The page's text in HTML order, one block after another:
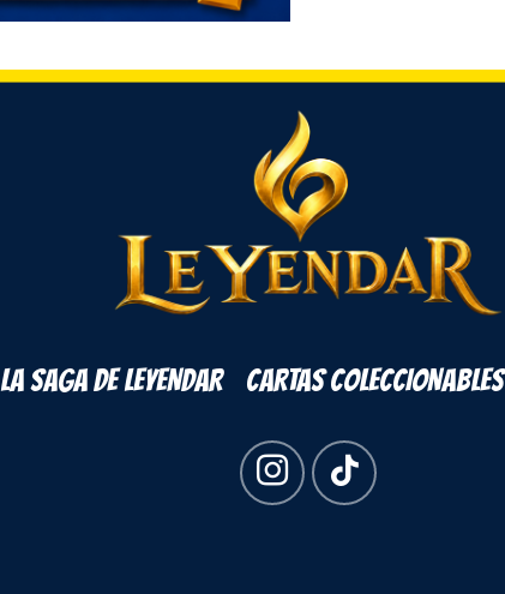
LA SAGA DE LEYENDAR CARTAS COLECCIONABLES